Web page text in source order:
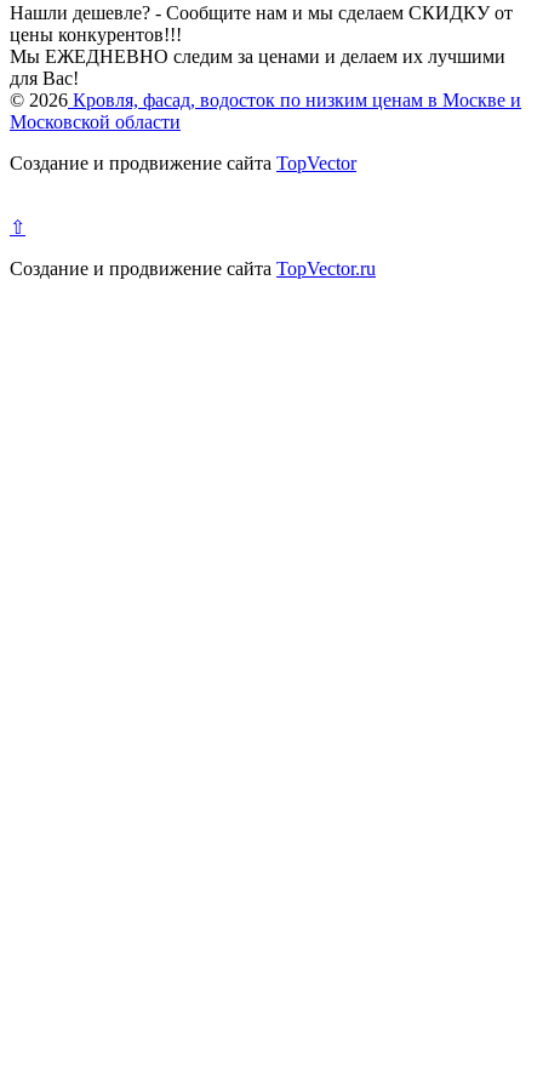
Нашли дешевле? - Сообщите нам и мы сделаем СКИДКУ от
цены конкурентов!!!
Мы ЕЖЕДНЕВНО следим за ценами и делаем их лучшими
для Вас!
© 2026 Кровля, фасад, водосток по низким ценам в Москве и
Московской области
Создание и продвижение сайта TopVector
⇧
Создание и продвижение сайта TopVector.ru